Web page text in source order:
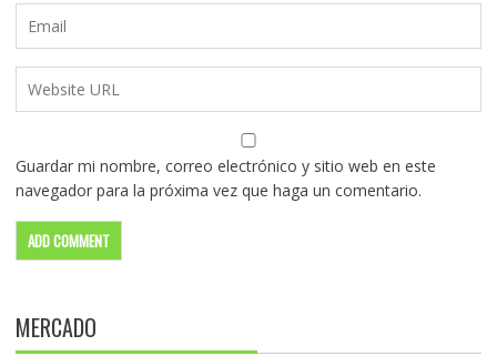
Guardar mi nombre, correo electrónico y sitio web en este
navegador para la próxima vez que haga un comentario.
MERCADO